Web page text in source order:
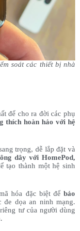
soát các thiết bị nhà
để cho ra đời các phụ
thích hoàn hảo với hệ
trọng, dễ lắp đặt và
dây với HomePod,
tạo thành một hệ sinh
hóa đặc biệt đểbảo
dọa an ninh mạng.
tư của người dùng